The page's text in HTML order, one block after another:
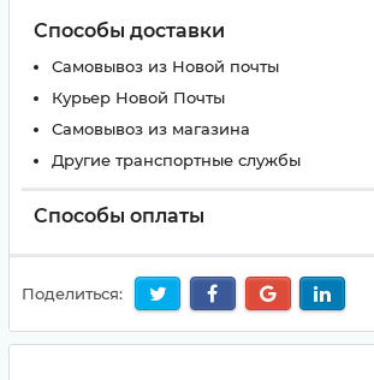
Способы доставки
Самовывоз из Новой почты
Курьер Новой Почты
Самовывоз из магазина
Другие транспортные службы
Способы оплаты
Поделиться: